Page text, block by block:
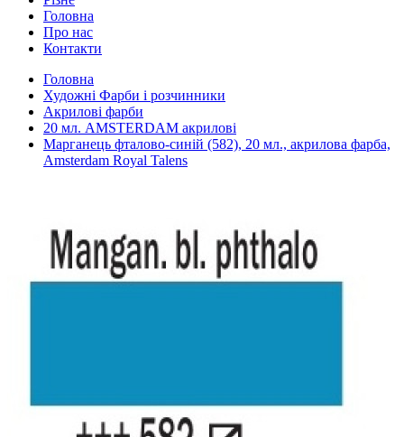
Головна
Про нас
Контакти
Головна
Художні Фарби і розчинники
Акрилові фарби
20 мл. AMSTERDAM акрилові
Марганець фталово-синій (582), 20 мл., акрилова фарба,
Amsterdam Royal Talens